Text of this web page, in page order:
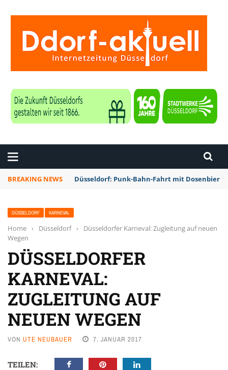
BREAKING NEWS Düsseldorf: Rheinbahn testet Technik zur
DÜSSELDORF KARNEVAL
Home › Düsseldorf ›
Düsseldorfer Karneval: Zugleitung auf neuen
Wegen
DÜSSELDORFER
KARNEVAL:
ZUGLEITUNG AUF
NEUEN WEGEN
VON UTE NEUBAUER 7. JANUAR 2017
TEILEN: